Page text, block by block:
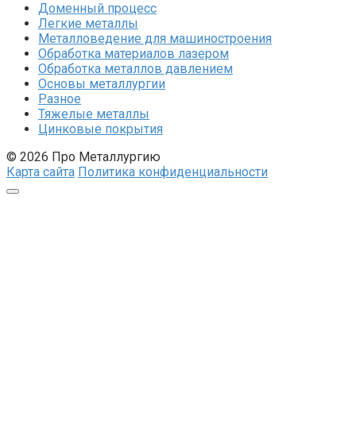
Доменный процесс
Легкие металлы
Металловедение для машиностроения
Обработка материалов лазером
Обработка металлов давлением
Основы металлургии
Разное
Тяжелые металлы
Цинковые покрытия
© 2026 Про Металлургию
Карта сайта Политика конфиденциальности